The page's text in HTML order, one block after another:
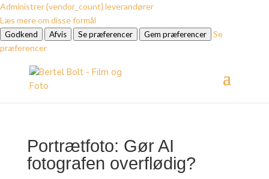
Administrer {vendor_count} leverandører
Læs mere om disse formål
Godkend Afvis Se præferencer Gem præferencer
Se
præferencer
Portrætfoto: Gør AI
fotografen overflødig?